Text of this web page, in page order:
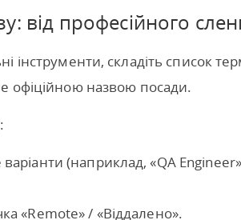
від професійного
інструменти, складіть список
офіційною назвою посади.
варіанти (наприклад, «QA
«Remote» / «Віддалено».